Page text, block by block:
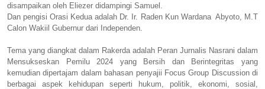
disampaikan oleh Eliezer didampingi Samuel.
Dan pengisi Orasi Kedua adalah Dr. Ir. Raden Kun Wardana Abyoto, M.T
Calon Wakiil Gubernur dari Independen.
Tema yang diangkat dalam Rakerda adalah Peran Jurnalis Nasrani dalam
Mensukseskan Pemilu 2024 yang Bersih dan Berintegritas yang
kemudian dipertajam dalam bahasan penyajii Focus Group Discussion di
berbagai aspek kehidupan seperti hukum, politik, ekonomi, sosial,